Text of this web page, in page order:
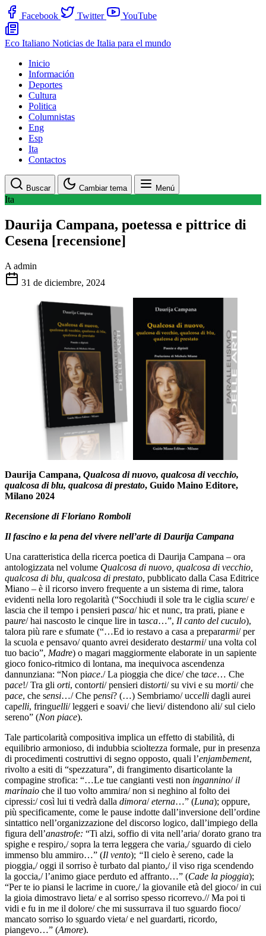
Facebook Twitter YouTube
Eco Italiano Noticias de Italia para el mundo
Inicio
Información
Deportes
Cultura
Politica
Columnistas
Eng
Esp
Ita
Contactos
Buscar Cambiar tema Menú
Ita
Daurija Campana, poetessa e pittrice di
Cesena [recensione]
A admin
31 de diciembre, 2024
Daurija Campana, Qualcosa di nuovo, qualcosa di vecchio,
qualcosa di blu, qualcosa di prestato, Guido Maino Editore,
Milano 2024
Recensione di Floriano Romboli
Il fascino e la pena del vivere nell’arte di Daurija Campana
Una caratteristica della ricerca poetica di Daurija Campana – ora
antologizzata nel volume Qualcosa di nuovo, qualcosa di vecchio,
qualcosa di blu, qualcosa di prestato, pubblicato dalla Casa Editrice
Miano – è il ricorso invero frequente a un sistema di rime, talora
evidenti nella loro regolarità (“Socchiudi il sole tra le ciglia scure/ e
lascia che il tempo i pensieri pasca/ hic et nunc, tra prati, piane e
paure/ hai nascosto le cinque lire in tasca…”, Il canto del cuculo),
talora più rare e sfumate (“…Ed io restavo a casa a prepararmi/ per
la scuola e pensavo/ quanto avrei desiderato destarmi/ una volta col
tuo bacio”, Madre) o magari maggiormente elaborate in un sapiente
gioco fonico-ritmico di lontana, ma inequivoca ascendenza
dannunziana: “Non piace./ La pioggia che dice/ che tace… Che
pace!/ Tra gli orti, contorti/ pensieri distorti/ su vivi e su morti/ che
pace, che sensi…/ Che pensi? (…) Sembriamo/ uccelli dagli aurei
capelli, fringuelli/ leggeri e soavi/ che lievi/ distendono ali/ sul cielo
sereno” (Non piace).
Tale particolarità compositiva implica un effetto di stabilità, di
equilibrio armonioso, di indubbia scioltezza formale, pur in presenza
di procedimenti costruttivi di segno opposto, quali l’enjambement,
rivolto a esiti di “spezzatura”, di frangimento disarticolante la
compagine strofica: “…Le tue cangianti vesti non ingannino/ il
marinaio che il tuo volto ammira/ non si neghino al folto dei
cipressi:/ così lui ti vedrà dalla dimora/eterna…” (Luna); oppure,
più specificamente, come le pause indotte dall’inversione dell’ordine
sintattico nell’organizzazione del discorso logico, dall’impiego della
figura dell’anastrofe: “Ti alzi, soffio di vita nell’aria/ dorato grano tra
spighe e respiro,/ sopra la terra leggera che varia,/ sguardo di cielo
immenso blu ammiro…” (Il vento); “Il cielo è sereno, cade la
pioggia,/ oggi il sorriso è turbato dal pianto,/ il viso riga scendendo
la goccia,/ l’animo giace perduto ed affranto…” (Cade la pioggia);
“Per te io piansi le lacrime in cuore,/ la giovanile età del gioco/ in cui
la gioia dimostravo lieta/ e al sorriso spesso ricorrevo.// Ma poi ti
vidi e fu in me il dolore/ che mi sussurrava il tuo sguardo fioco/
mancato sorriso lo sguardo vieta/ e nel guardarti, ricordo,
piangevo…” (Amore).